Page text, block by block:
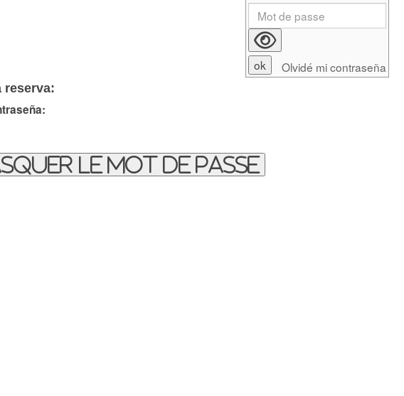
reserva:
le mot de passe
Olvidé mi contraseña